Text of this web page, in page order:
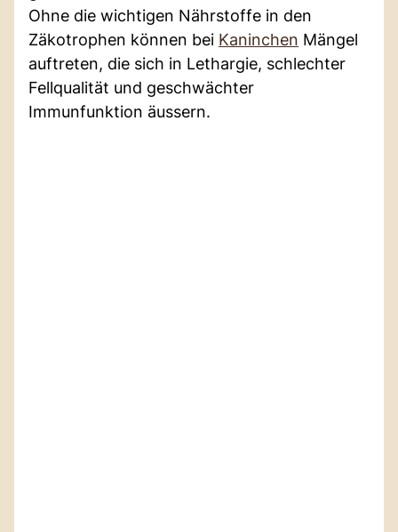
Ohne die wichtigen Nährstoffe in den
Zäkotrophen können bei Kaninchen Mängel
auftreten, die sich in Lethargie, schlechter
Fellqualität und geschwächter
Immunfunktion äussern.